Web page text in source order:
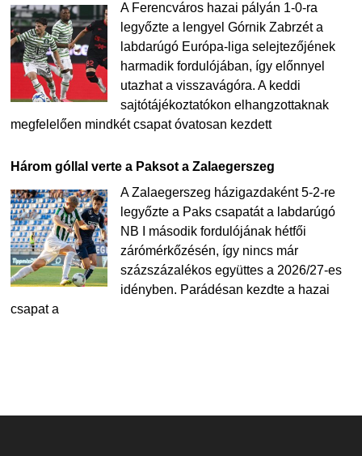
A Ferencváros hazai pályán 1-0-ra
legyőzte a lengyel Górnik Zabrzét a
labdarúgó Európa-liga selejtezőjének
harmadik fordulójában, így előnnyel
utazhat a visszavágóra. A keddi
sajtótájékoztatókon elhangzottaknak
megfelelően mindkét csapat óvatosan kezdett
Három góllal verte a Paksot a Zalaegerszeg
A Zalaegerszeg házigazdaként 5-2-re
legyőzte a Paks csapatát a labdarúgó
NB I második fordulójának hétfői
zárómérkőzésén, így nincs már
százszázalékos együttes a 2026/27-es
idényben. Parádésan kezdte a hazai
csapat a